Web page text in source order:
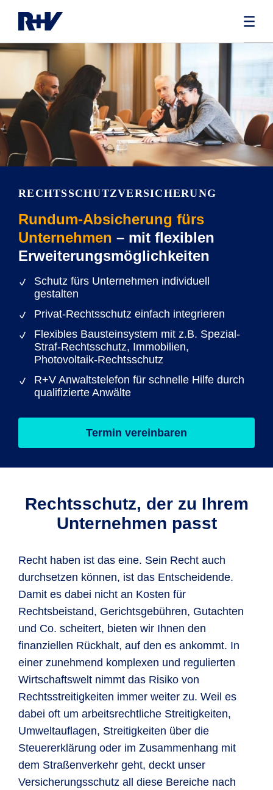
RECHTS­SCHUTZVERSICHERUNG
Rundum-Absicherung fürs
Unternehmen – mit flexiblen
Erweiterungsmöglichkeiten
Schutz fürs Unternehmen individuell
gestalten
Privat-Rechtsschutz einfach integrieren
Flexibles Bausteinsystem mit z.B. Spezial-
Straf-Rechtsschutz, Immobilien,
Photovoltaik-Rechtsschutz
R+V Anwaltstelefon für schnelle Hilfe durch
qualifizierte Anwälte
Termin vereinbaren
Rechtsschutz, der zu Ihrem
Unternehmen passt
Recht haben ist das eine. Sein Recht auch
durchsetzen können, ist das Entscheidende.
Damit es dabei nicht an Kosten für
Rechtsbeistand, Gerichtsgebühren, Gutachten
und Co. scheitert, bieten wir Ihnen den
finanziellen Rückhalt, auf den es ankommt. In
einer zunehmend komplexen und regulierten
Wirtschaftswelt nimmt das Risiko von
Rechtsstreitigkeiten immer weiter zu. Weil es
dabei oft um arbeitsrechtliche Streitigkeiten,
Umweltauflagen, Streitigkeiten über die
Steuererklärung oder im Zusammenhang mit
dem Straßenverkehr geht, deckt unser
Versicherungsschutz all diese Bereiche nach